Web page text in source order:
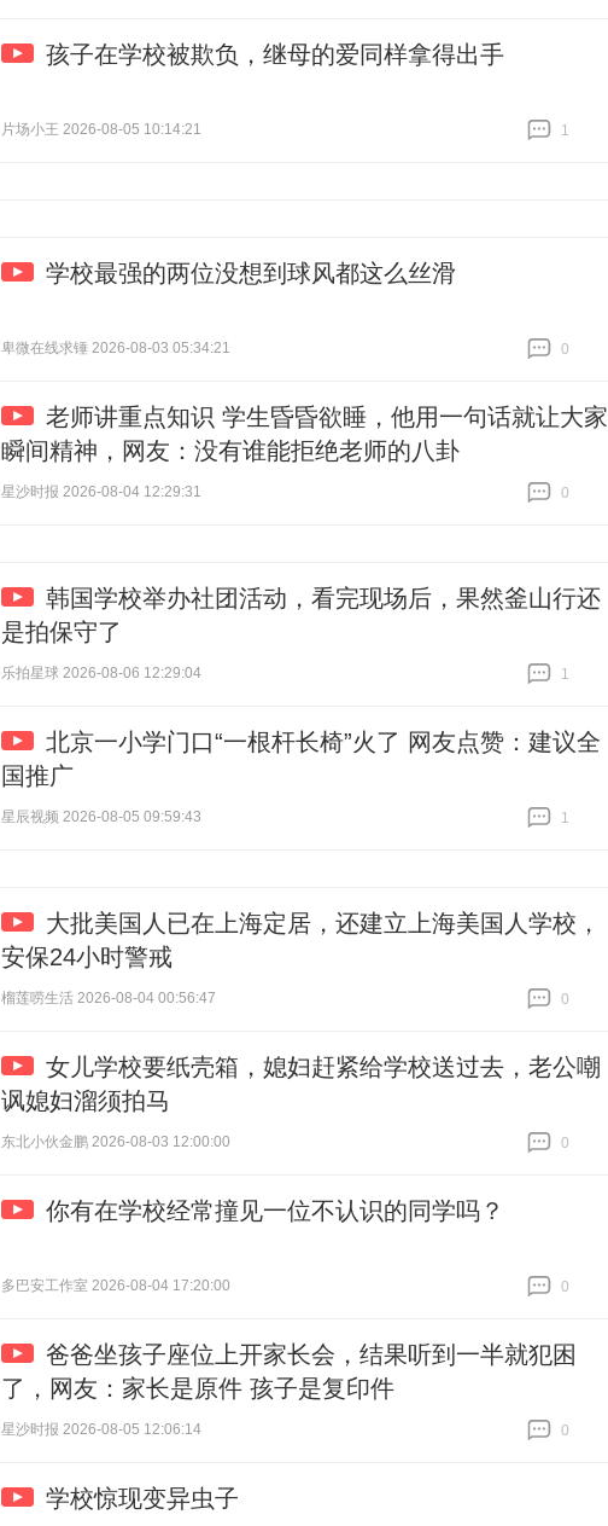
孩子在学校被欺负，继母的爱同样拿得出手
片场小王 2026-08-05 10:14:21
1
学校最强的两位没想到球风都这么丝滑
卑微在线求锤 2026-08-03 05:34:21
0
老师讲重点知识 学生昏昏欲睡，他用一句话就让大家
瞬间精神，网友：没有谁能拒绝老师的八卦
星沙时报 2026-08-04 12:29:31
0
韩国学校举办社团活动，看完现场后，果然釜山行还
是拍保守了
乐拍星球 2026-08-06 12:29:04
1
北京一小学门口“一根杆长椅”火了 网友点赞：建议全
国推广
星辰视频 2026-08-05 09:59:43
1
大批美国人已在上海定居，还建立上海美国人学校，
安保24小时警戒
榴莲唠生活 2026-08-04 00:56:47
0
女儿学校要纸壳箱，媳妇赶紧给学校送过去，老公嘲
讽媳妇溜须拍马
东北小伙金鹏 2026-08-03 12:00:00
0
你有在学校经常撞见一位不认识的同学吗？
多巴安工作室 2026-08-04 17:20:00
0
爸爸坐孩子座位上开家长会，结果听到一半就犯困
了，网友：家长是原件 孩子是复印件
星沙时报 2026-08-05 12:06:14
0
学校惊现变异虫子